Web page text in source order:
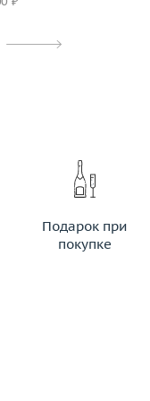
Подарок при
покупке